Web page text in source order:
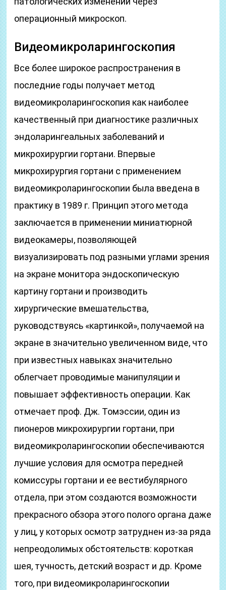
операционный микроскоп.
Видеомикроларингоскопия
Все более широкое распространения в
последние годы получает метод
видеомикроларингоскопия как наиболее
качественный при диагностике различных
эндоларингеальных заболеваний и
микрохирургии гортани. Впервые
микрохирургия гортани с применением
видеомикроларингоскопии была введена в
практику в 1989 г. Принцип этого метода
заключается в применении миниатюрной
видеокамеры, позволяющей
визуализировать под разными углами зрения
на экране монитора эндоскопическую
картину гортани и производить
хирургические вмешательства,
руководствуясь «картинкой», получаемой на
экране в значительно увеличенном виде, что
при известных навыках значительно
облегчает проводимые манипуляции и
повышает эффективность операции. Как
отмечает проф. Дж. Томэссии, один из
пионеров микрохирургии гортани, при
видеомикроларингоскопии обеспечиваются
лучшие условия для осмотра передней
комиссуры гортани и ее вестибулярного
отдела, при этом создаются возможности
прекрасного обзора этого полого органа даже
у лиц, у которых осмотр затруднен из-за ряда
непреодолимых обстоятельств: короткая
шея, тучность, детский возраст и др. Кроме
того, при видеомикроларингоскопии